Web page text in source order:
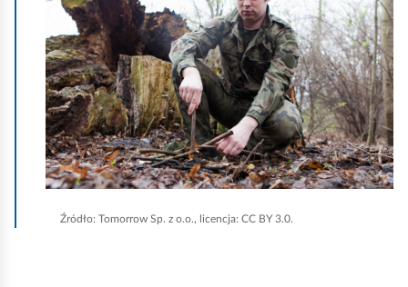
k
n
i
j
,
a
Źródło: Tomorrow Sp. z o.o., licencja: CC BY 3.0.